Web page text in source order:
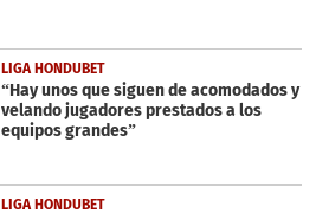
LIGA HONDUBET
“Hay unos que siguen de acomodados y
velando jugadores prestados a los
equipos grandes”
LIGA HONDUBET